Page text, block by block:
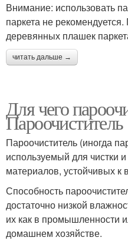
Внимание: использовать
паркета не
деревянных плашек
читать дальше →
Для чего
Пароочиститель
Пароочиститель (иногда
используемый для чистки
материалов, устойчивых к
Способность
достаточно низкой
их как в промышленности
домашнем хозяйстве.